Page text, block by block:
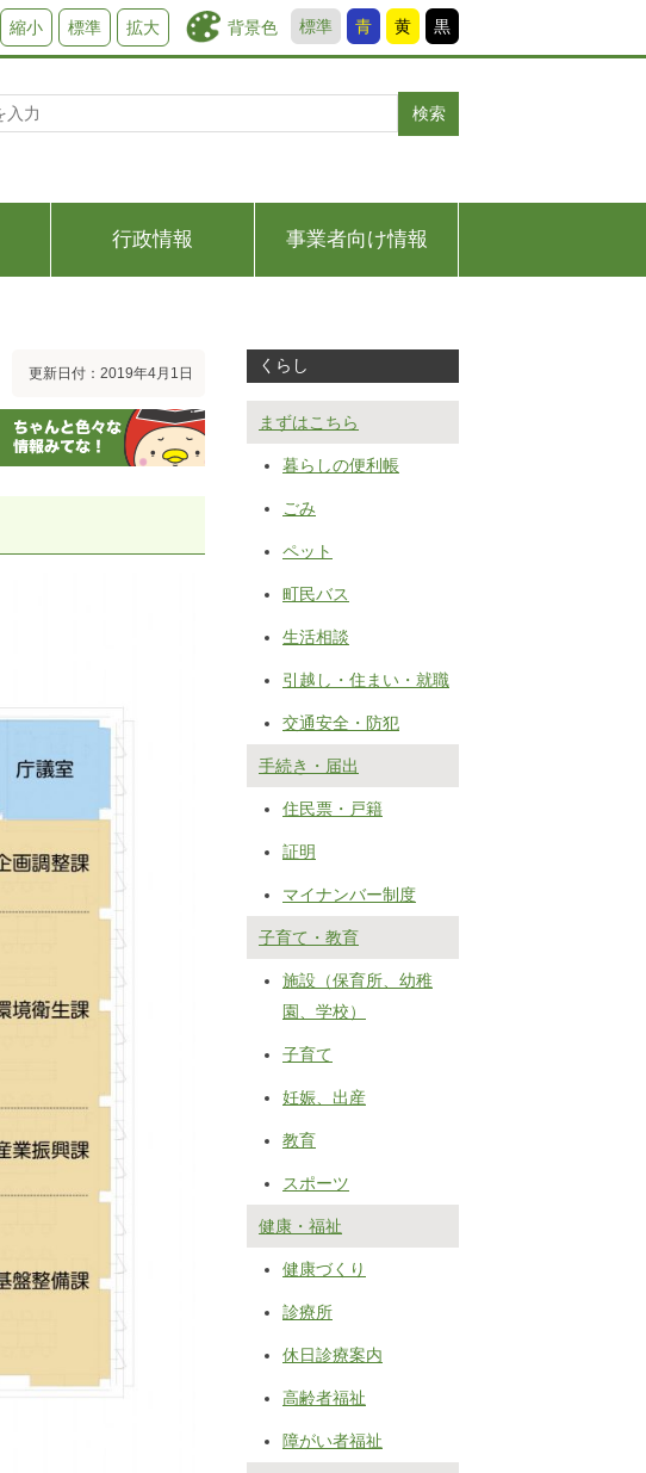
背景色 標準 青 黄 黒
縮小 標準 拡大
検索
行政情報 事業者向け情報
更新日付：2019年4月1日 くらし
まずはこちら
暮らしの便利帳
ごみ
ペット
町民バス
生活相談
引越し・住まい・就職
交通安全・防犯
手続き・届出
住民票・戸籍
証明
マイナンバー制度
子育て・教育
施設（保育所、幼稚
園、学校）
子育て
妊娠、出産
教育
スポーツ
健康・福祉
健康づくり
診療所
休日診療案内
高齢者福祉
障がい者福祉